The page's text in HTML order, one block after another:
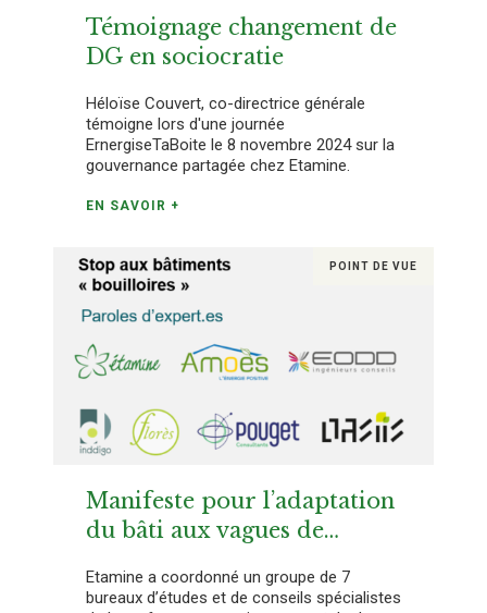
Témoignage changement de
DG en sociocratie
Héloïse Couvert, co-directrice générale
témoigne lors d'une journée
ErnergiseTaBoite le 8 novembre 2024 sur la
gouvernance partagée chez Etamine.
EN SAVOIR +
POINT DE VUE
Manifeste pour l’adaptation
du bâti aux vagues de
Etamine a coordonné un groupe de 7
bureaux d’études et de conseils spécialistes